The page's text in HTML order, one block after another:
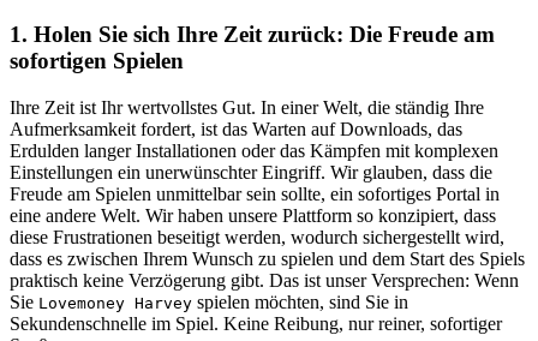
1. Holen Sie sich Ihre Zeit zurück: Die Freude am
sofortigen Spielen
Ihre Zeit ist Ihr wertvollstes Gut. In einer Welt, die ständig Ihre
Aufmerksamkeit fordert, ist das Warten auf Downloads, das
Erdulden langer Installationen oder das Kämpfen mit komplexen
Einstellungen ein unerwünschter Eingriff. Wir glauben, dass die
Freude am Spielen unmittelbar sein sollte, ein sofortiges Portal in
eine andere Welt. Wir haben unsere Plattform so konzipiert, dass
diese Frustrationen beseitigt werden, wodurch sichergestellt wird,
dass es zwischen Ihrem Wunsch zu spielen und dem Start des Spiels
praktisch keine Verzögerung gibt. Das ist unser Versprechen: Wenn
Sie Lovemoney Harvey spielen möchten, sind Sie in
Sekundenschnelle im Spiel. Keine Reibung, nur reiner, sofortiger